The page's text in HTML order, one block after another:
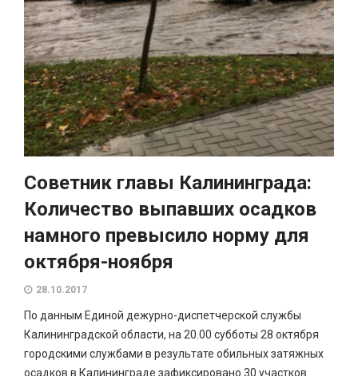
Советник главы Калининграда:
Количество выпавших осадков
намного превысило норму для
октября-ноября
28.10.2017
По данным Единой дежурно-диспетчерской службы
Калининградской области, на 20.00 субботы 28 октября
городскими службами в результате обильных затяжных
осадков в Калининграде зафиксировано 30 участков